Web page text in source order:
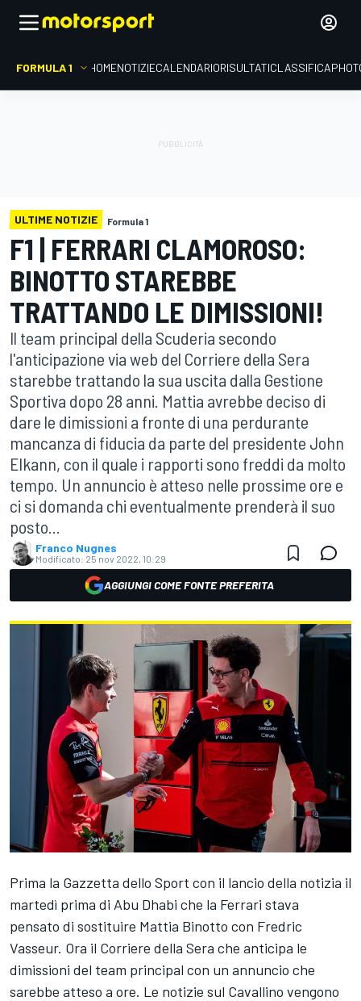
FORMULA 1 HOMENOTIZIECALENDARIORISULTATICLASSIFICA
ULTIME NOTIZIE Formula 1
F1 | FERRARI CLAMOROSO:
BINOTTO STAREBBE
TRATTANDO LE DIMISSIONI!
Il team principal della Scuderia secondo
l'anticipazione via web del Corriere della Sera
starebbe trattando la sua uscita dalla Gestione
Sportiva dopo 28 anni. Mattia avrebbe deciso di
dare le dimissioni a fronte di una perdurante
mancanza di fiducia da parte del presidente John
Elkann, con il quale i rapporti sono freddi da molto
tempo. Un annuncio è atteso nelle prossime ore e
ci si domanda chi eventualmente prenderà il suo
posto...
Franco Nugnes
Modificato: 25 nov 2022, 10:29
AGGIUNGI COME FONTE PREFERITA
Prima la Gazzetta dello Sport con il lancio della notizia il
martedì prima di Abu Dhabi che la Ferrari stava
pensato di sostituire Mattia Binotto con Fredric
Vasseur. Ora il Corriere della Sera che anticipa le
dimissioni del team principal con un annuncio che
sarebbe atteso a ore. Le notizie sul Cavallino vengono